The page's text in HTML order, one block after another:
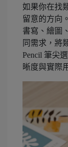
如果你在找
留意的方向
書寫、繪圖
同需求，將
Pencil 筆尖
晰度與實際